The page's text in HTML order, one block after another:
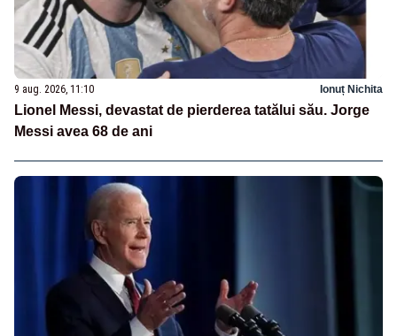
9 aug. 2026, 11:10 Ionuț Nichita
Lionel Messi, devastat de pierderea tatălui său. Jorge
Messi avea 68 de ani